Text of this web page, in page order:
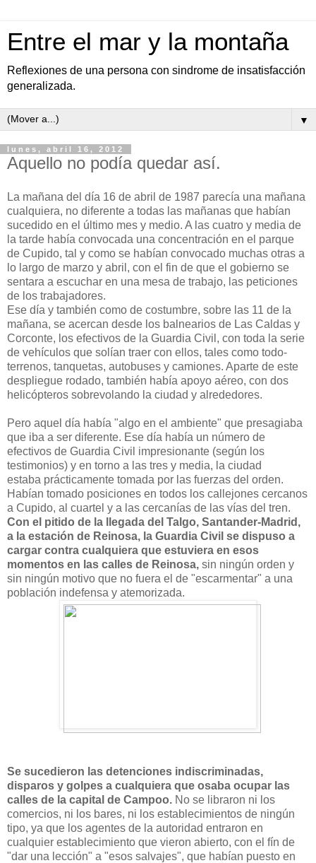
Entre el mar y la montaña
Reflexiones de una persona con sindrome de insatisfacción
generalizada.
▼
lunes, abril 16, 2012
Aquello no podía quedar así.
La mañana del día 16 de abril de 1987 parecía una mañana
cualquiera, no diferente a todas las mañanas que habían
sucedido en el último mes y medio. A las cuatro y media de
la tarde había convocada una concentración en el parque
de Cupido, tal y como se habían convocado muchas otras a
lo largo de marzo y abril, con el fin de que el gobierno se
sentara a escuchar en una mesa de trabajo, las peticiones
de los trabajadores.
Ese día y también como de costumbre, sobre las 11 de la
mañana, se acercan desde los balnearios de Las Caldas y
Corconte, los efectivos de la Guardia Civil, con toda la serie
de vehículos que solían traer con ellos, tales como todo-
terrenos, tanquetas, autobuses y camiones. Aparte de este
despliegue rodado, también había apoyo aéreo, con dos
helicópteros sobrevolando la ciudad y alrededores.
Pero aquel día había "algo en el ambiente" que presagiaba
que iba a ser diferente. Ese día había un número de
efectivos de Guardia Civil impresionante (según los
testimonios) y en torno a las tres y media, la ciudad
estaba prácticamente tomada por las fuerzas del orden.
Habían tomado posiciones en todos los callejones cercanos
a Cupido, al cuartel y a las cercanías de las vías del tren.
Con el pitido de la llegada del Talgo, Santander-Madrid,
a la estación de Reinosa, la Guardia Civil se dispuso a
cargar contra cualquiera que estuviera en esos
momentos en las calles de Reinosa, sin ningún orden y
sin ningún motivo que no fuera el de "escarmentar" a una
población indefensa y atemorizada.
Se sucedieron las detenciones indiscriminadas,
disparos y golpes a cualquiera que osaba ocupar las
calles de la capital de Campoo. No se libraron ni los
comercios, ni los bares, ni los establecimientos de ningún
tipo, ya que los agentes de la autoridad entraron en
cualquier establecimiento que vieron abierto, con el fín de
"dar una lección" a "esos salvajes", que habían puesto en